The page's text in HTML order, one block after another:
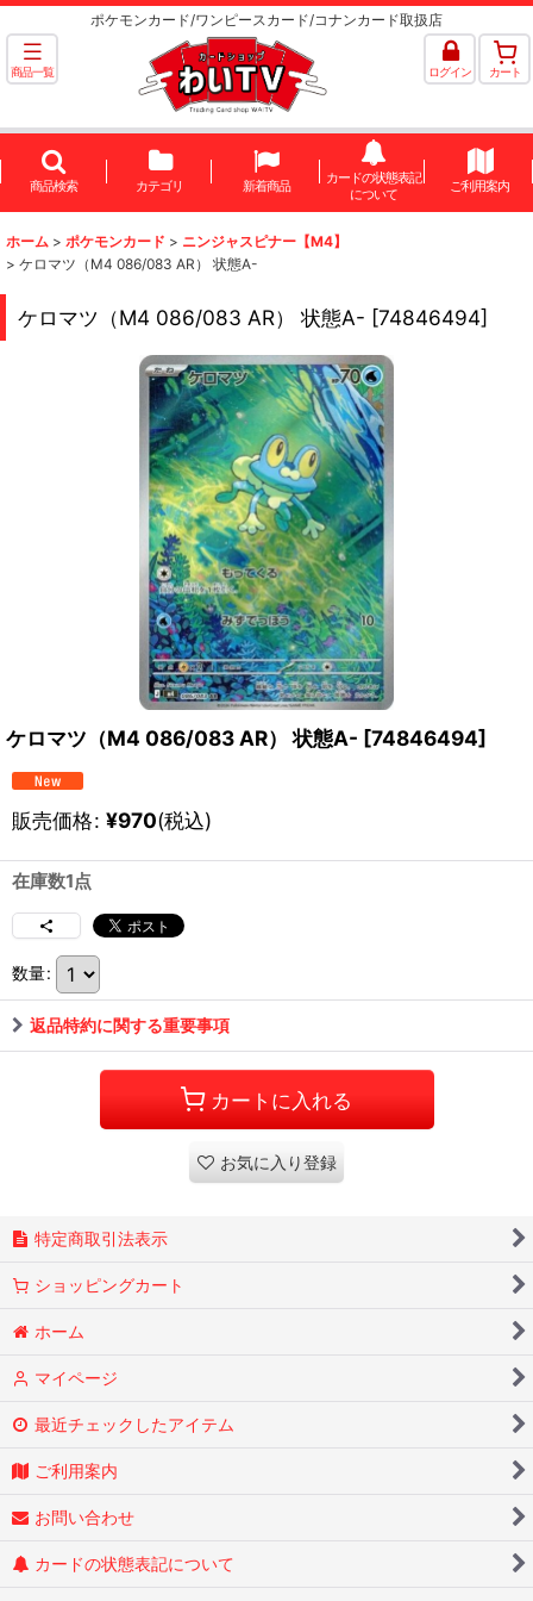
ポケモンカード/ワンピースカード/コナンカード取扱店
商品一覧 ログイン カート
商品検索 カテゴリ 新着商品
カードの状態表記
について
ご利用案内
ホーム > ポケモンカード > ニンジャスピナー【M4】
> ケロマツ（M4 086/083 AR） 状態A-
ケロマツ（M4 086/083 AR） 状態A- [74846494]
ケロマツ（M4 086/083 AR） 状態A- [74846494]
販売価格: ¥970(税込)
在庫数1点
数量:
返品特約に関する重要事項
カートに入れる
お気に入り登録
特定商取引法表示
ショッピングカート
ホーム
マイページ
最近チェックしたアイテム
ご利用案内
お問い合わせ
カードの状態表記について